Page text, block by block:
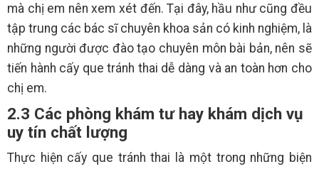
mà chị em nên xem xét đến. Tại đây, hầu như cũng đều
tập trung các bác sĩ chuyên khoa sản có kinh nghiệm, là
những người được đào tạo chuyên môn bài bản, nên sẽ
tiến hành cấy que tránh thai dễ dàng và an toàn hơn cho
chị em.
2.3 Các phòng khám tư hay khám dịch vụ
uy tín chất lượng
Thực hiện cấy que tránh thai là một trong những biện